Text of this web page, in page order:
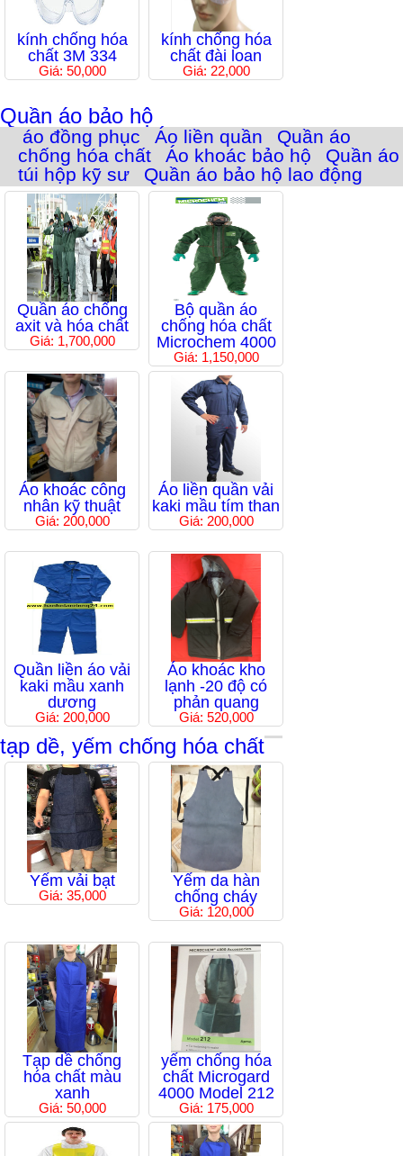
kính chống hóa
chất 3M 334
Giá: 50,000
kính chống hóa
chất đài loan
Giá: 22,000
Quần áo bảo hộ
áo đồng phục Áo liền quần
Quần áo
chống hóa chất
Áo khoác bảo hộ
Quần áo
túi hộp kỹ sư
Quần áo bảo hộ lao động
Quần áo chống
axit và hóa chất
Giá: 1,700,000
Bộ quần áo
chống hóa chất
Microchem 4000
Giá: 1,150,000
Áo khoác công
nhân kỹ thuật
Giá: 200,000
Áo liền quần vải
kaki mầu tím than
Giá: 200,000
Quần liền áo vải
kaki mầu xanh
dương
Giá: 200,000
Áo khoác kho
lạnh -20 độ có
phản quang
Giá: 520,000
tạp dề, yếm chống hóa chất
Yếm vải bạt
Giá: 35,000
Yếm da hàn
chống cháy
Giá: 120,000
Tạp dề chống
hóa chất màu
xanh
Giá: 50,000
yếm chống hóa
chất Microgard
4000 Model 212
Giá: 175,000